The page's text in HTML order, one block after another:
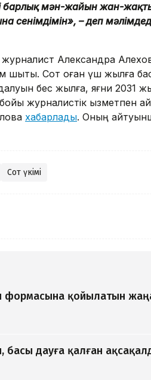
барлық мән-жайын жан-
сенімдімін», – деп
Александра
шықты. Сот оған үш жылға
бес жылға, яғни 2031
журналистік қызметпен
хабарлады. Оның
Сот үкімі
формасына қойылатын
басы дауға қалған